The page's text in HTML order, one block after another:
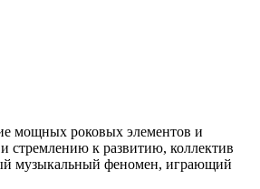
мощных роковых элементов и
стремлению к развитию, коллектив
музыкальный феномен, играющий